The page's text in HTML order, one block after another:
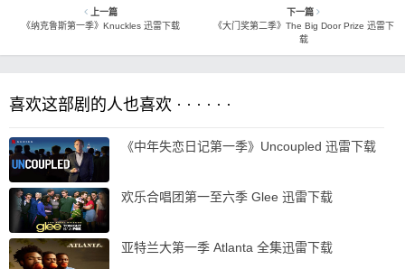
上一篇
《纳克鲁斯第一季》Knuckles 迅雷下载
下一篇
《大门奖第二季》The Big Door Prize 迅雷下
载
喜欢这部剧的人也喜欢 · · · · · ·
《中年失恋日记第一季》Uncoupled 迅雷下载
欢乐合唱团第一至六季 Glee 迅雷下载
亚特兰大第一季 Atlanta 全集迅雷下载